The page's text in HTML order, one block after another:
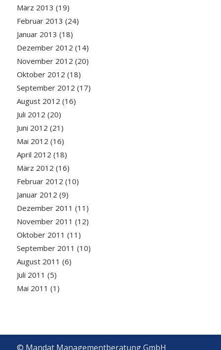
März 2013 (19)
Februar 2013 (24)
Januar 2013 (18)
Dezember 2012 (14)
November 2012 (20)
Oktober 2012 (18)
September 2012 (17)
August 2012 (16)
Juli 2012 (20)
Juni 2012 (21)
Mai 2012 (16)
April 2012 (18)
März 2012 (16)
Februar 2012 (10)
Januar 2012 (9)
Dezember 2011 (11)
November 2011 (12)
Oktober 2011 (11)
September 2011 (10)
August 2011 (6)
Juli 2011 (5)
Mai 2011 (1)
© Mandat Managementberatung GmbH